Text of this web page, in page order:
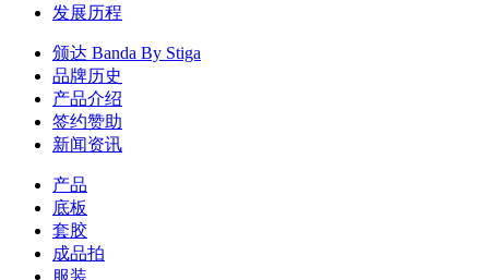
发展历程
颁达 Banda By Stiga
品牌历史
产品介绍
签约赞助
新闻资讯
产品
底板
套胶
成品拍
服装